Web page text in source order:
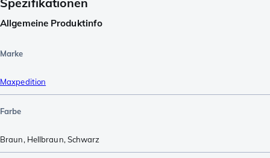
Allgemeine Produktinfo
Marke
Maxpedition
Farbe
Braun, Hellbraun,Schwarz